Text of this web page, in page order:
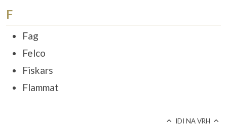
F
Fag
Felco
Fiskars
Flammat
IDI NA VRH